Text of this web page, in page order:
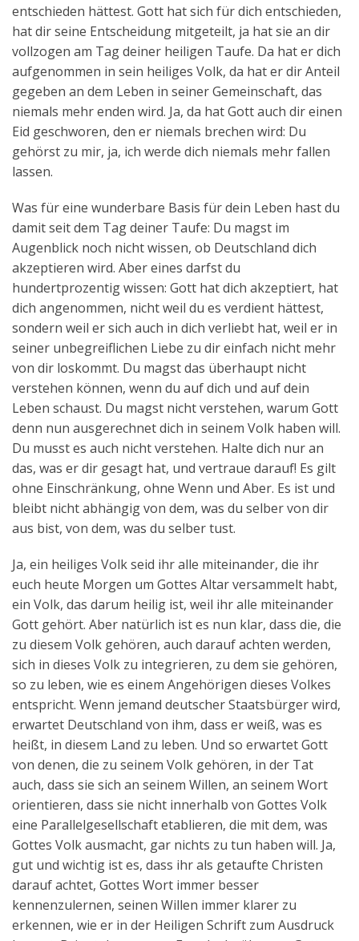
entschieden hättest. Gott hat sich für dich entschieden,
hat dir seine Entscheidung mitgeteilt, ja hat sie an dir
vollzogen am Tag deiner heiligen Taufe. Da hat er dich
aufgenommen in sein heiliges Volk, da hat er dir Anteil
gegeben an dem Leben in seiner Gemeinschaft, das
niemals mehr enden wird. Ja, da hat Gott auch dir einen
Eid geschworen, den er niemals brechen wird: Du
gehörst zu mir, ja, ich werde dich niemals mehr fallen
lassen.
Was für eine wunderbare Basis für dein Leben hast du
damit seit dem Tag deiner Taufe: Du magst im
Augenblick noch nicht wissen, ob Deutschland dich
akzeptieren wird. Aber eines darfst du
hundertprozentig wissen: Gott hat dich akzeptiert, hat
dich angenommen, nicht weil du es verdient hättest,
sondern weil er sich auch in dich verliebt hat, weil er in
seiner unbegreiflichen Liebe zu dir einfach nicht mehr
von dir loskommt. Du magst das überhaupt nicht
verstehen können, wenn du auf dich und auf dein
Leben schaust. Du magst nicht verstehen, warum Gott
denn nun ausgerechnet dich in seinem Volk haben will.
Du musst es auch nicht verstehen. Halte dich nur an
das, was er dir gesagt hat, und vertraue darauf! Es gilt
ohne Einschränkung, ohne Wenn und Aber. Es ist und
bleibt nicht abhängig von dem, was du selber von dir
aus bist, von dem, was du selber tust.
Ja, ein heiliges Volk seid ihr alle miteinander, die ihr
euch heute Morgen um Gottes Altar versammelt habt,
ein Volk, das darum heilig ist, weil ihr alle miteinander
Gott gehört. Aber natürlich ist es nun klar, dass die, die
zu diesem Volk gehören, auch darauf achten werden,
sich in dieses Volk zu integrieren, zu dem sie gehören,
so zu leben, wie es einem Angehörigen dieses Volkes
entspricht. Wenn jemand deutscher Staatsbürger wird,
erwartet Deutschland von ihm, dass er weiß, was es
heißt, in diesem Land zu leben. Und so erwartet Gott
von denen, die zu seinem Volk gehören, in der Tat
auch, dass sie sich an seinem Willen, an seinem Wort
orientieren, dass sie nicht innerhalb von Gottes Volk
eine Parallelgesellschaft etablieren, die mit dem, was
Gottes Volk ausmacht, gar nichts zu tun haben will. Ja,
gut und wichtig ist es, dass ihr als getaufte Christen
darauf achtet, Gottes Wort immer besser
kennenzulernen, seinen Willen immer klarer zu
erkennen, wie er in der Heiligen Schrift zum Ausdruck